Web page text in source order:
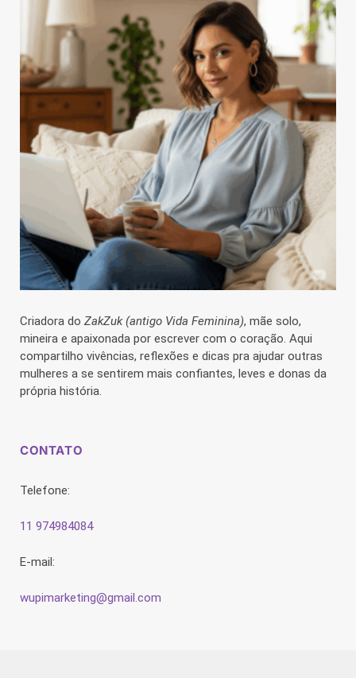
Criadora do ZakZuk (antigo Vida Feminina), mãe solo,
mineira e apaixonada por escrever com o coração. Aqui
compartilho vivências, reflexões e dicas pra ajudar outras
mulheres a se sentirem mais confiantes, leves e donas da
própria história.
CONTATO
Telefone:
11 974984084
E-mail:
wupimarketing@gmail.com